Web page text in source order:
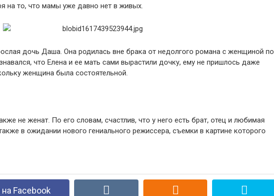
на то, что мамы уже давно нет в живых.
дочь Даша. Она родилась вне брака от недолгого романа с женщиной по
что Елена и ее мать сами вырастили дочку, ему не пришлось даже
женщина была состоятельной.
не женат. По его словам, счастлив, что у него есть брат, отец и любимая
в ожидании нового гениального режиссера, съемки в картине которого
Facebook